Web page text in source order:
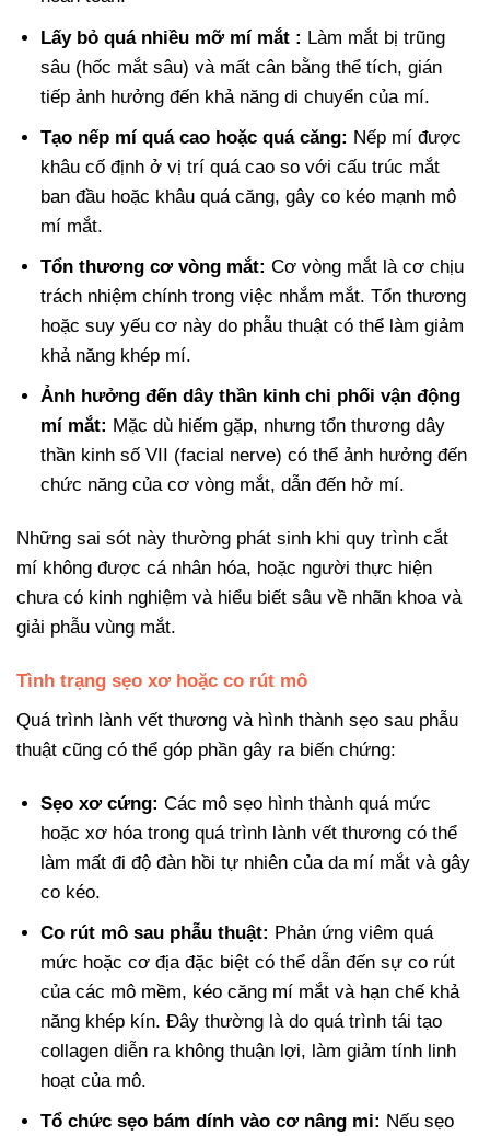
Lấy bỏ quá nhiều mỡ mí mắt : Làm mắt bị trũng
sâu (hốc mắt sâu) và mất cân bằng thể tích, gián
tiếp ảnh hưởng đến khả năng di chuyển của mí.
Tạo nếp mí quá cao hoặc quá căng: Nếp mí được
khâu cố định ở vị trí quá cao so với cấu trúc mắt
ban đầu hoặc khâu quá căng, gây co kéo mạnh mô
mí mắt.
Tổn thương cơ vòng mắt: Cơ vòng mắt là cơ chịu
trách nhiệm chính trong việc nhắm mắt. Tổn thương
hoặc suy yếu cơ này do phẫu thuật có thể làm giảm
khả năng khép mí.
Ảnh hưởng đến dây thần kinh chi phối vận động
mí mắt: Mặc dù hiếm gặp, nhưng tổn thương dây
thần kinh số VII (facial nerve) có thể ảnh hưởng đến
chức năng của cơ vòng mắt, dẫn đến hở mí.
Những sai sót này thường phát sinh khi quy trình cắt
mí không được cá nhân hóa, hoặc người thực hiện
chưa có kinh nghiệm và hiểu biết sâu về nhãn khoa và
giải phẫu vùng mắt.
Tình trạng sẹo xơ hoặc co rút mô
Quá trình lành vết thương và hình thành sẹo sau phẫu
thuật cũng có thể góp phần gây ra biến chứng:
Sẹo xơ cứng: Các mô sẹo hình thành quá mức
hoặc xơ hóa trong quá trình lành vết thương có thể
làm mất đi độ đàn hồi tự nhiên của da mí mắt và gây
co kéo.
Co rút mô sau phẫu thuật: Phản ứng viêm quá
mức hoặc cơ địa đặc biệt có thể dẫn đến sự co rút
của các mô mềm, kéo căng mí mắt và hạn chế khả
năng khép kín. Đây thường là do quá trình tái tạo
collagen diễn ra không thuận lợi, làm giảm tính linh
hoạt của mô.
Tổ chức sẹo bám dính vào cơ nâng mi: Nếu sẹo